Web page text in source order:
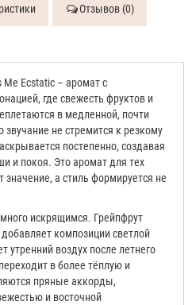
Отзывов (0)
Me Ecstatic – аромат с
где свежесть фруктов и
в медленной, почти
не стремится к резкому
постепенно, создавая
и покоя. Это аромат для тех
а стиль формируется не
искрящимся. Грейпфрут
композиции светлой
воздух после летнего
в более тёплую и
пряные аккорды,
и восточной